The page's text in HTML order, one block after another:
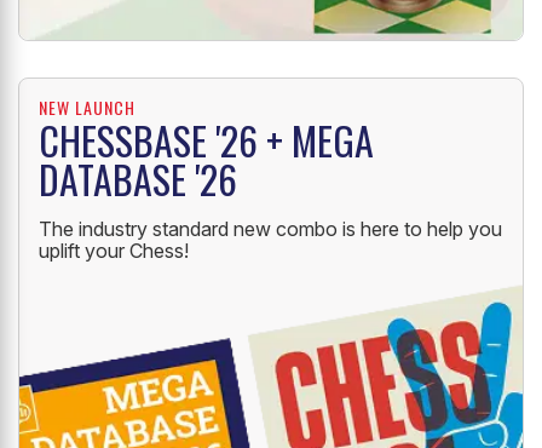
NEW LAUNCH
CHESSBASE '26 + MEGA
DATABASE '26
The industry standard new combo is here to help you
uplift your Chess!